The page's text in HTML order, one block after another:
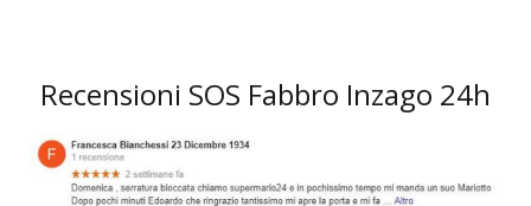
Recensioni SOS Fabbro Inzago 24h